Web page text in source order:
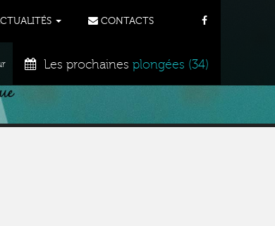
CONTACTS
Les prochaines plongées (34)